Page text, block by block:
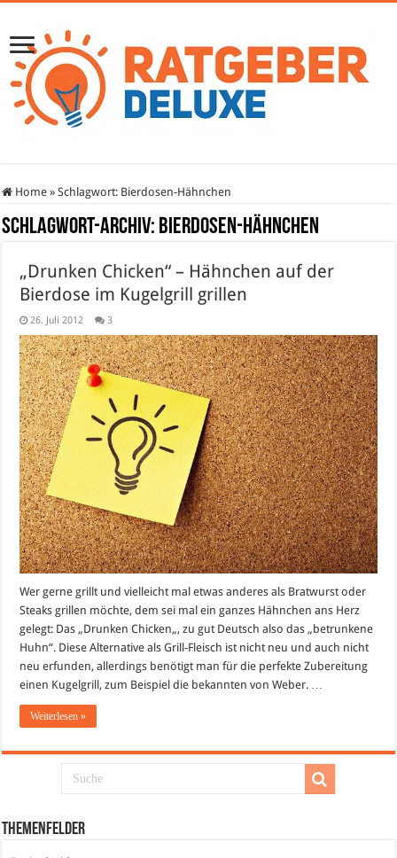
Home » Schlagwort: Bierdosen-Hähnchen
Schlagwort-Archiv: Bierdosen-Hähnchen
„Drunken Chicken“ – Hähnchen auf der
Bierdose im Kugelgrill grillen
26. Juli 2012 3
Wer gerne grillt und vielleicht mal etwas anderes als Bratwurst oder
Steaks grillen möchte, dem sei mal ein ganzes Hähnchen ans Herz
gelegt: Das „Drunken Chicken„, zu gut Deutsch also das „betrunkene
Huhn“. Diese Alternative als Grill-Fleisch ist nicht neu und auch nicht
neu erfunden, allerdings benötigt man für die perfekte Zubereitung
einen Kugelgrill, zum Beispiel die bekannten von Weber. …
Weiterlesen »
Themenfelder